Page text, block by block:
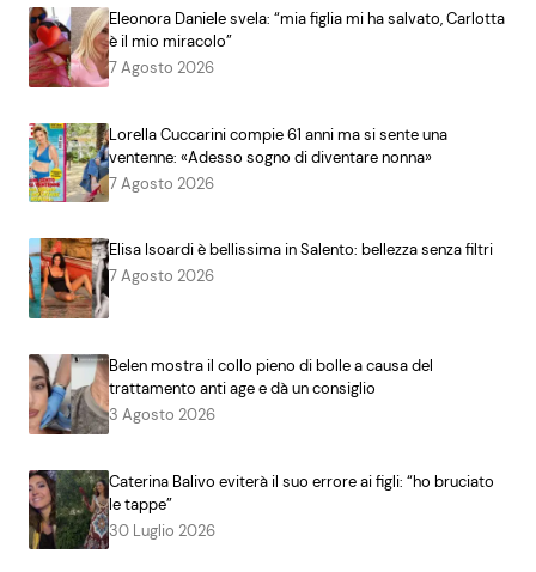
Eleonora Daniele svela: “mia figlia mi ha salvato, Carlotta
è il mio miracolo”
7 Agosto 2026
Lorella Cuccarini compie 61 anni ma si sente una
ventenne: «Adesso sogno di diventare nonna»
7 Agosto 2026
Elisa Isoardi è bellissima in Salento: bellezza senza filtri
7 Agosto 2026
Belen mostra il collo pieno di bolle a causa del
trattamento anti age e dà un consiglio
3 Agosto 2026
Caterina Balivo eviterà il suo errore ai figli: “ho bruciato
le tappe”
30 Luglio 2026